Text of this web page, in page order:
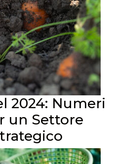
2024: Numeri
un Settore